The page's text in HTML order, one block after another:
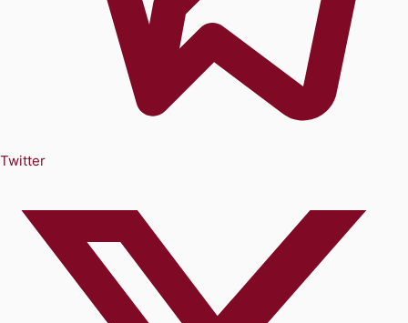
Twitter